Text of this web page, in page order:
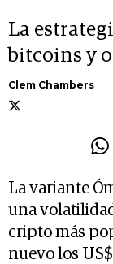
La
bitcoins y
Clem Chambers
La variante
una
cripto más
nuevo los